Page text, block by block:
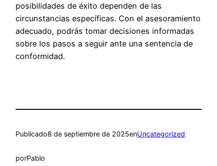
posibilidades de éxito dependen de las
circunstancias específicas. Con el asesoramiento
adecuado, podrás tomar decisiones informadas
sobre los pasos a seguir ante una sentencia de
conformidad.
Publicado8 de septiembre de 2025enUncategorized
porPablo